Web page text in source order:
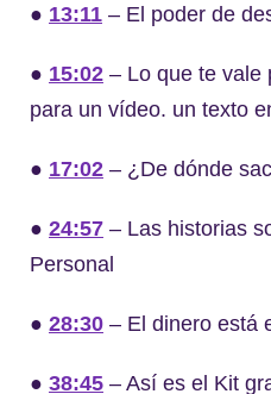
● 13:11 – El poder de
● 15:02 – Lo que te vale
para un vídeo. un texto
● 17:02 – ¿De dónde
● 24:57 – Las historias
Personal
● 28:30 – El dinero está
● 38:45 – Así es el Kit